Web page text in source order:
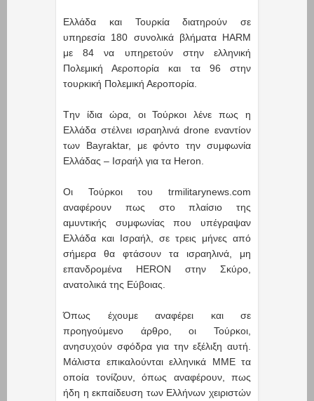
Ελλάδα και Τουρκία διατηρούν σε
υπηρεσία 180 συνολικά βλήματα HARM
με 84 να υπηρετούν στην ελληνική
Πολεμική Αεροπορία και τα 96 στην
τουρκική Πολεμική Αεροπορία.
Tην ίδια ώρα, οι Τούρκοι λένε πως η
Ελλάδα στέλνει ισραηλινά drone εναντίον
των Bayraktar, με φόντο την συμφωνία
Ελλάδας – Ισραήλ για τα Heron.
Oι Τούρκοι του trmilitarynews.com
αναφέρουν πως στο πλαίσιο της
αμυντικής συμφωνίας που υπέγραψαν
Ελλάδα και Ισραήλ, σε τρεις μήνες από
σήμερα θα φτάσουν τα ισραηλινά, μη
επανδρομένα HERON στην Σκύρο,
ανατολικά της Εύβοιας.
Όπως έχουμε αναφέρει και σε
προηγούμενο άρθρο, οι Τούρκοι,
ανησυχούν σφόδρα για την εξέλιξη αυτή.
Μάλιστα επικαλούνται ελληνικά ΜΜΕ τα
οποία τονίζουν, όπως αναφέρουν, πως
ήδη η εκπαίδευση των Ελλήνων χειριστών